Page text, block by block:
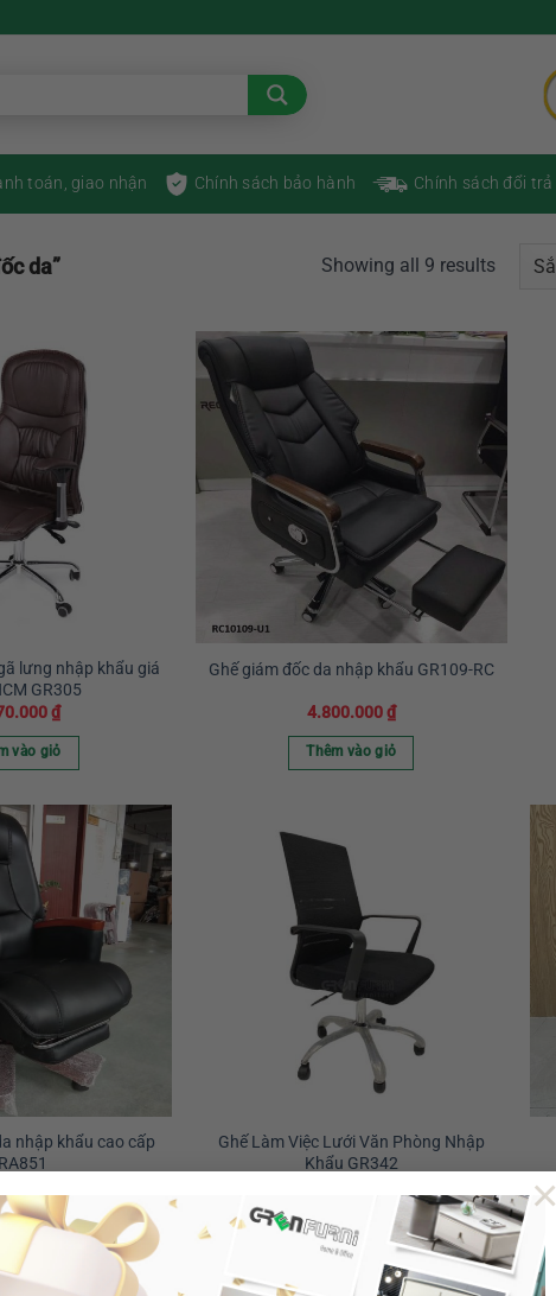
×
toán, giao nhận Chính sách bảo hành Chính sách đổi trả
da” Showing all 9 results
lưng nhập khẩu giá
GR305
₫
vào giỏ
Ghế giám đốc da nhập khẩu GR109-RC
4.800.000₫
Thêm vào giỏ
nhập khẩu cao cấp
vào giỏ
Ghế Làm Việc Lưới Văn Phòng Nhập
Khẩu GR342
Thêm vào giỏ